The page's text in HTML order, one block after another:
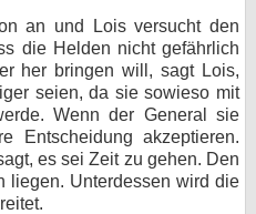
an und Lois versucht den
die Helden nicht gefährlich
her bringen will, sagt Lois,
seien, da sie sowieso mit
Wenn der General sie
Entscheidung akzeptieren.
es sei Zeit zu gehen. Den
liegen. Unterdessen wird die